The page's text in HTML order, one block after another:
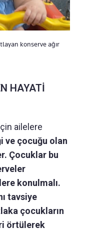
konserve ağır
HAYATİ
ailelere
ve çocuğu olan
Çocuklar bu
konulmalı.
tavsiye
çocukların
örtülerek